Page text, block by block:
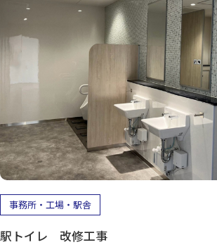
事務所・工場・駅舎
駅トイレ 改修工事